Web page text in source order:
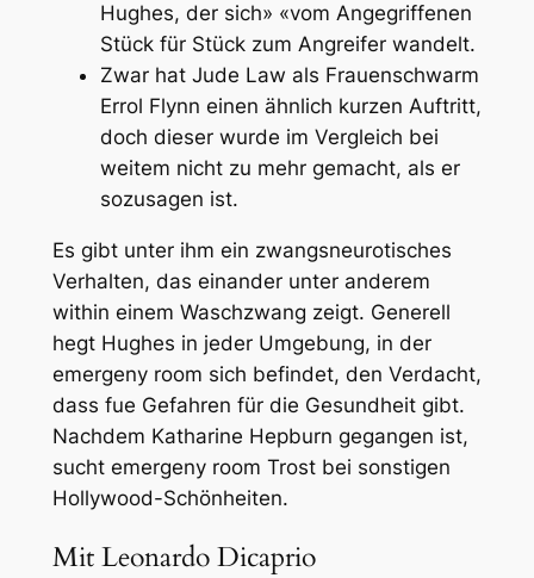
Hughes, der sich» «vom Angegriffenen
Stück für Stück zum Angreifer wandelt.
Zwar hat Jude Law als Frauenschwarm
Errol Flynn einen ähnlich kurzen Auftritt,
doch dieser wurde im Vergleich bei
weitem nicht zu mehr gemacht, als er
sozusagen ist.
Es gibt unter ihm ein zwangsneurotisches
Verhalten, das einander unter anderem
within einem Waschzwang zeigt. Generell
hegt Hughes in jeder Umgebung, in der
emergeny room sich befindet, den Verdacht,
dass fue Gefahren für die Gesundheit gibt.
Nachdem Katharine Hepburn gegangen ist,
sucht emergeny room Trost bei sonstigen
Hollywood-Schönheiten.
Mit Leonardo Dicaprio